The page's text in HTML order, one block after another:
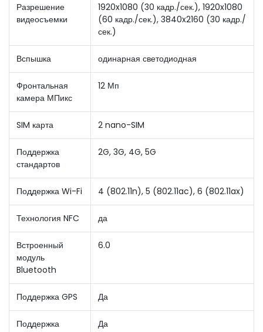
Разрешение
видеосъемки
1920x1080 (30 кадр./сек.), 1920x1080
(60 кадр./сек.), 3840x2160 (30 кадр./
сек.)
Вспышка одинарная светодиодная
Фронтальная
камера МПикс
12 Мп
SIM карта 2 nano-SIM
Поддержка
стандартов
2G, 3G, 4G, 5G
Поддержка Wi-Fi 4 (802.11n), 5 (802.11ac), 6 (802.11ax)
Технология NFC да
Встроенный
модуль
Bluetooth
6.0
Поддержка GPS Да
Поддержка
Да